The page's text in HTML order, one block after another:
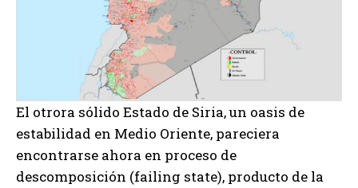
El otrora sólido Estado de Siria, un oasis de
estabilidad en Medio Oriente, pareciera
encontrarse ahora en proceso de
descomposición (failing state), producto de la